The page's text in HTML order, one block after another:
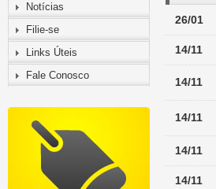
Notícias
Filie-se
Links Úteis
Fale Conosco
26/01
14/11
14/11
14/11
14/11
14/11